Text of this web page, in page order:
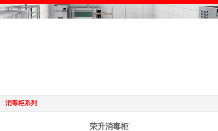
消毒柜系列
荣升消毒柜